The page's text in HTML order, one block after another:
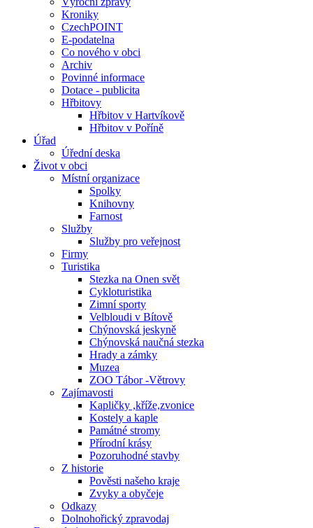
Kroniky
CzechPOINT
E-podatelna
Co nového v obci
Archiv
Povinné informace
Dotace - publicita
Hřbitovy
Hřbitov v Hartvíkově
Hřbitov v Poříně
Úřad
Úřední deska
Život v obci
Místní organizace
Spolky
Knihovny
Farnost
Služby
Služby pro veřejnost
Firmy
Turistika
Stezka na Onen svět
Cykloturistika
Zimní sporty
Velbloudi v Bítově
Chýnovská jeskyně
Chýnovská naučná stezka
Hrady a zámky
Muzea
ZOO Tábor -Větrovy
Zajímavosti
Kapličky ,kříže,zvonice
Kostely a kaple
Památné stromy
Přírodní krásy
Pozoruhodné stavby
Z historie
Pověsti našeho kraje
Zvyky a obyčeje
Odkazy
Dolnohořický zpravodaj